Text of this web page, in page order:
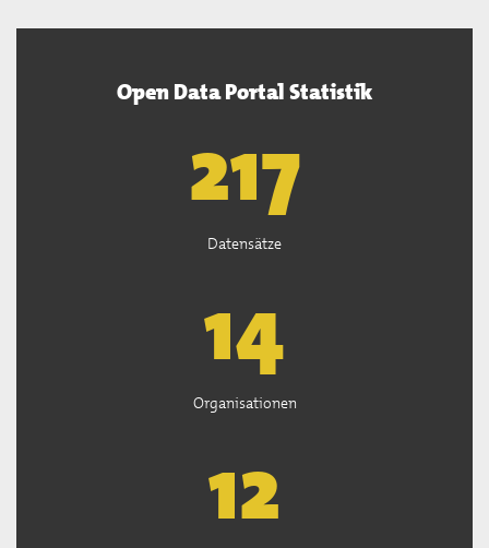
Open Data Portal Statistik
219
Datensätze
14
Organisationen
13